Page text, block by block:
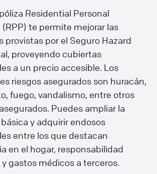
Residential Personal
(RPP) te permite mejorar las
provistas por el Seguro Hazard
proveyendo cubiertas
a un precio accesible. Los
riesgos asegurados son huracán,
fuego, vandalismo, entre otros
Puedes ampliar la
y adquirir endosos
entre los que destacan
en el hogar, responsabilidad
gastos médicos a terceros.